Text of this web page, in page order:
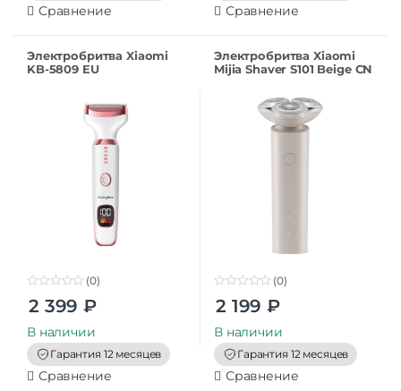
Сравнение Сравнение
Электробритва Xiaomi
KB-5809 EU
o
t
o
f
5
(0)
2 399 ₽
В наличии
Гарантия 12 месяцев
Сравнение
Электробритва Xiaomi
Mijia Shaver S101 Beige CN
o
t
o
f
5
(0)
2 199 ₽
В наличии
Гарантия 12 месяцев
Сравнение